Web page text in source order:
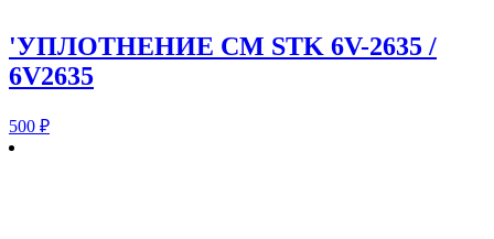
'УПЛОТНЕНИЕ CM STK 6V-2635 /
6V2635
500 ₽